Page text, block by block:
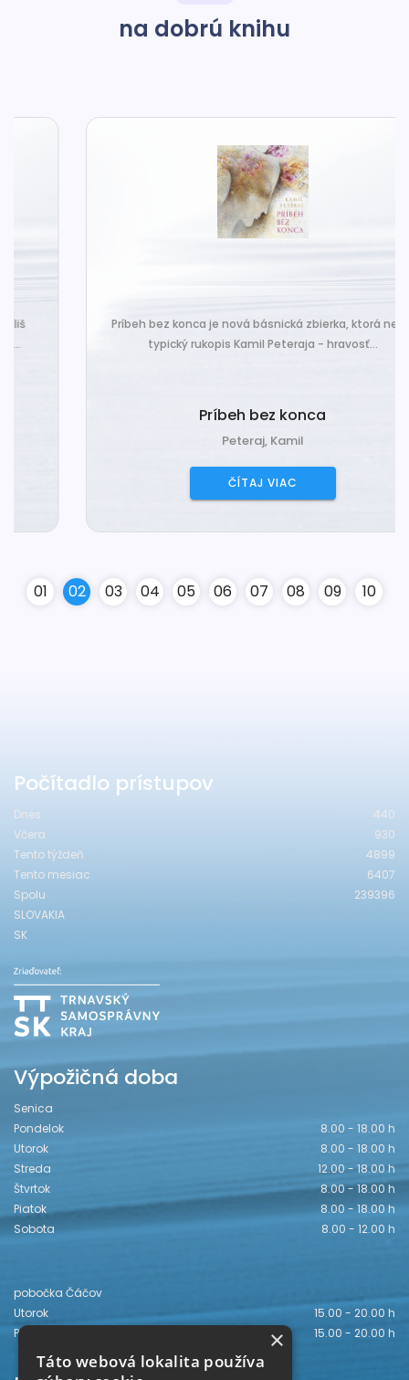
na dobrú knihu
Príbeh bez konca je nová básnická zbierka, ktorá nesie
typický rukopis Kamil Peteraja - hravosť...
Príbeh bez konca
Peteraj, Kamil
ČÍTAJ VIAC
01 02 03 04 05 06 07 08 09 10
Počítadlo prístupov
Dnes
440
Včera
930
Tento týždeň
4899
Tento mesiac
6407
Spolu
239396
SLOVAKIA
SK
Výpožičná doba
Senica
Pondelok
8.00 - 18.00 h
Utorok
8.00 - 18.00 h
Streda
12.00 - 18.00 h
Štvrtok
8.00 - 18.00 h
Piatok
8.00 - 18.00 h
Sobota
8.00 - 12.00 h
pobočka Čáčov
Utorok
15.00 - 20.00 h
Piatok
15.00 - 20.00 h
×
Táto webová lokalita používa